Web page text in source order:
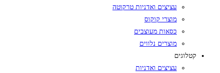
עציצים ואדניות טרקוטה
מוצרי קוקוס
כסאות מעוצבים
מוצרים נלווים
קטלוגים
עציצים ואדניות